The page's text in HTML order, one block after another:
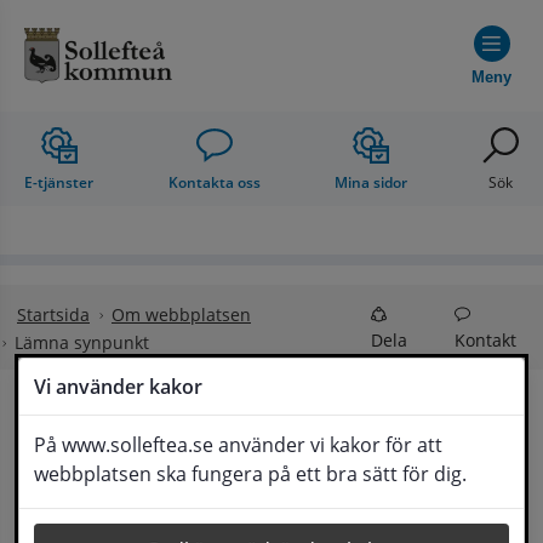
Vi använder kakor
På www.solleftea.se använder vi kakor för att
webbplatsen ska fungera på ett bra sätt för dig.
Meny
E-tjänster Kontakta oss Mina sidor Sök
Startsida
Om webbplatsen
Lämna synpunkt
Dela Kontakt
Lämna synpunkt
Här kan du lämna synpunkter, förslag och